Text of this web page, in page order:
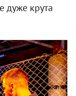
дуже крута